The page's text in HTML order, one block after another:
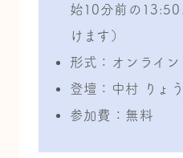
始10分前の13:50
けます）
形式：オンライン
登壇：中村
りょ
参加費：無料